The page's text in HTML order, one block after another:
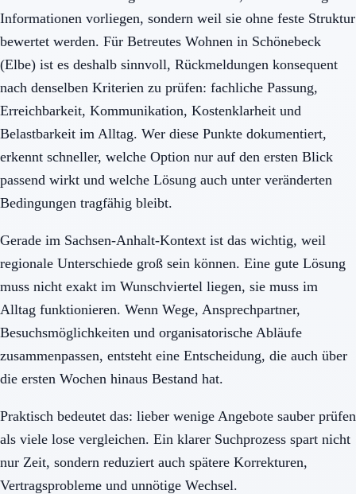
Informationen vorliegen, sondern weil sie ohne feste Struktur
bewertet werden. Für Betreutes Wohnen in Schönebeck
(Elbe) ist es deshalb sinnvoll, Rückmeldungen konsequent
nach denselben Kriterien zu prüfen: fachliche Passung,
Erreichbarkeit, Kommunikation, Kostenklarheit und
Belastbarkeit im Alltag. Wer diese Punkte dokumentiert,
erkennt schneller, welche Option nur auf den ersten Blick
passend wirkt und welche Lösung auch unter veränderten
Bedingungen tragfähig bleibt.
Gerade im Sachsen-Anhalt-Kontext ist das wichtig, weil
regionale Unterschiede groß sein können. Eine gute Lösung
muss nicht exakt im Wunschviertel liegen, sie muss im
Alltag funktionieren. Wenn Wege, Ansprechpartner,
Besuchsmöglichkeiten und organisatorische Abläufe
zusammenpassen, entsteht eine Entscheidung, die auch über
die ersten Wochen hinaus Bestand hat.
Praktisch bedeutet das: lieber wenige Angebote sauber prüfen
als viele lose vergleichen. Ein klarer Suchprozess spart nicht
nur Zeit, sondern reduziert auch spätere Korrekturen,
Vertragsprobleme und unnötige Wechsel.